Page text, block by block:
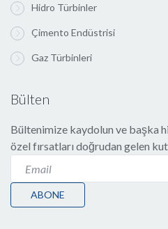
Hidro Türbinler
Çimento Endüstrisi
Gaz Türbinleri
Bülten
Bültenimize kaydolun ve başka
özel fırsatları doğrudan gelen
ABONE